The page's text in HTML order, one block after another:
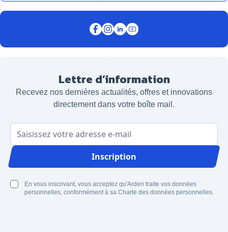
Lettre d’information
Recevez nos dernières actualités, offres et innovations
directement dans votre boîte mail.
Adresse email
Inscription
En vous inscrivant, vous acceptez qu'Arden traite vos données
personnelles, conformément à sa Charte des données personnelles.